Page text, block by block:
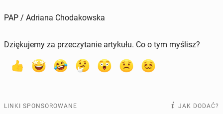
PAP / Adriana Chodakowska
Dziękujemy za przeczytanie artykułu. Co o tym myślisz?
LINKI SPONSOROWANE JAK DODAĆ?